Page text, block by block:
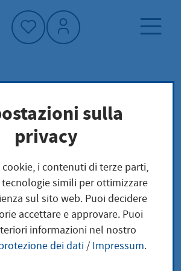
Vivere a Hofheim
e trasporto
costruzione in corso
der Friedensstraße
der
sulla
privacy
i contenuti di terze parti,
tecnologie simili per ottimizzare
sul sito web. Puoi decidere
accettare e approvare. Puoi
informazioni nel nostro
dei dati/ Impressum.